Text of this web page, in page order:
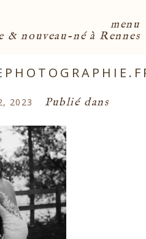
menu
& nouveau-né à Rennes
2023 Publié dans